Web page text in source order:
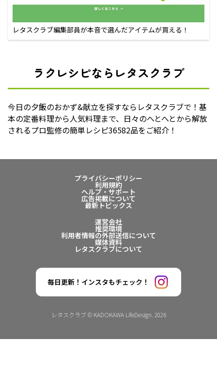
レタスクラブ編集部員が本音で選んだアイテムが買える！
ラクレシピならレタスクラブ
今日の夕飯のおかず&献立を探すならレタスクラブで！基
本の定番料理から人気料理まで、日々のへとへとから解放
されるプロ監修の簡単レシピ36582品をご紹介！
プライバシーポリシー
利用規約
ヘルプ・サポート
広告掲載について
最新トピックス
運営会社
推奨環境
利用者情報の外部送信について
媒体資料
レタスクラブについて
毎日更新！インスタもチェック！
レタスクラブ © KADOKAWA LifeDesign. 2026